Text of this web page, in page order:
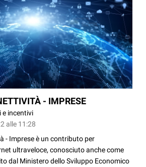
- IMPRESE
e incentivi
alle 11:28
- Imprese è un contributo per
ultraveloce, conosciuto anche come
dal Ministero dello Sviluppo Economico